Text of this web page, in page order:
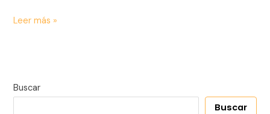
Leer más »
Buscar
Buscar